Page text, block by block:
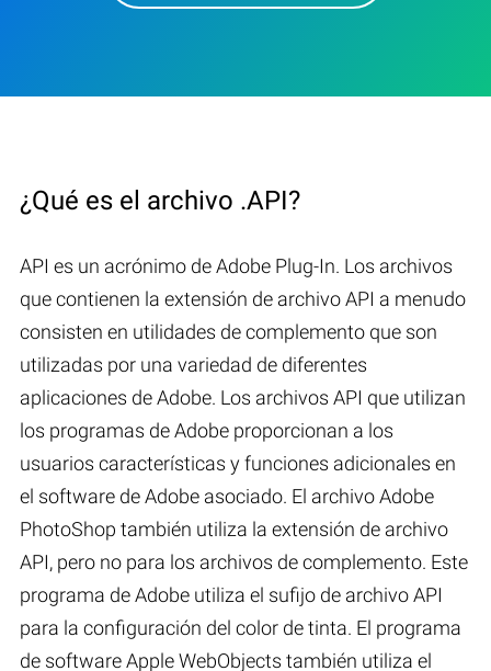
¿Qué es el archivo .API?
API es un acrónimo de Adobe Plug-In. Los archivos
que contienen la extensión de archivo API a menudo
consisten en utilidades de complemento que son
utilizadas por una variedad de diferentes
aplicaciones de Adobe. Los archivos API que utilizan
los programas de Adobe proporcionan a los
usuarios características y funciones adicionales en
el software de Adobe asociado. El archivo Adobe
PhotoShop también utiliza la extensión de archivo
API, pero no para los archivos de complemento. Este
programa de Adobe utiliza el sufijo de archivo API
para la configuración del color de tinta. El programa
de software Apple WebObjects también utiliza el